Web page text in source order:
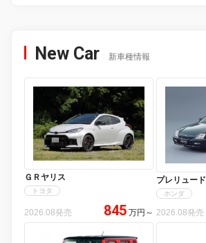
New Car 新車種情報
ＧＲヤリス
トヨタ
2026.08発売 845 万円 ～
プレリュード
ホンダ
2026.08発売